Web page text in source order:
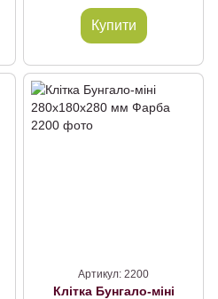
Купити
Артикул: 2200
Клітка Бунгало-міні